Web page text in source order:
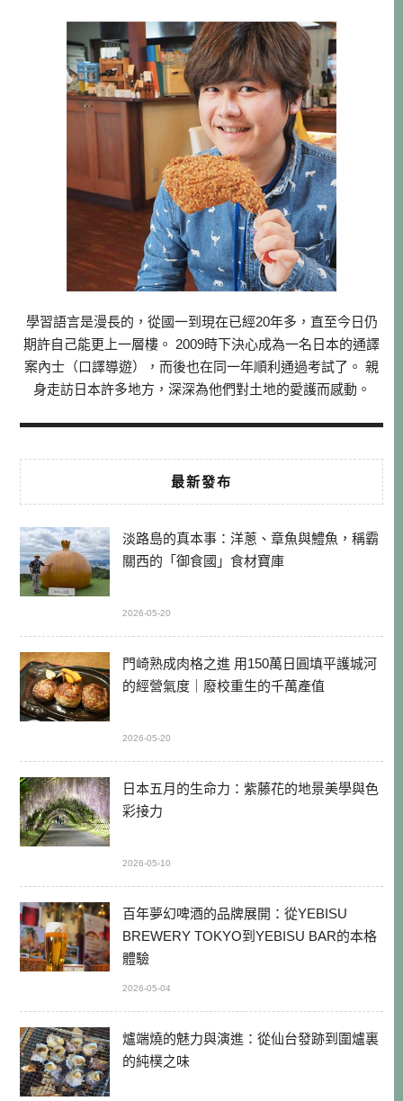
學習語言是漫長的，從國一到現在已經20年多，直至今日仍
期許自己能更上一層樓。 2009時下決心成為一名日本的通譯
案內士（口譯導遊），而後也在同一年順利通過考試了。 親
身走訪日本許多地方，深深為他們對土地的愛護而感動。
最新發布
淡路島的真本事：洋蔥、章魚與鱧魚，稱霸
關西的「御食國」食材寶庫
2026-05-20
門崎熟成肉格之進 用150萬日圓填平護城河
的經營氣度｜廢校重生的千萬產值
2026-05-20
日本五月的生命力：紫藤花的地景美學與色
彩接力
2026-05-10
百年夢幻啤酒的品牌展開：從YEBISU
BREWERY TOKYO到YEBISU BAR的本格
體驗
2026-05-04
爐端燒的魅力與演進：從仙台發跡到圍爐裏
的純樸之味